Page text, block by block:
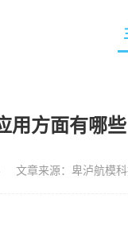
用方面有哪些
文章来源：卑泸航模